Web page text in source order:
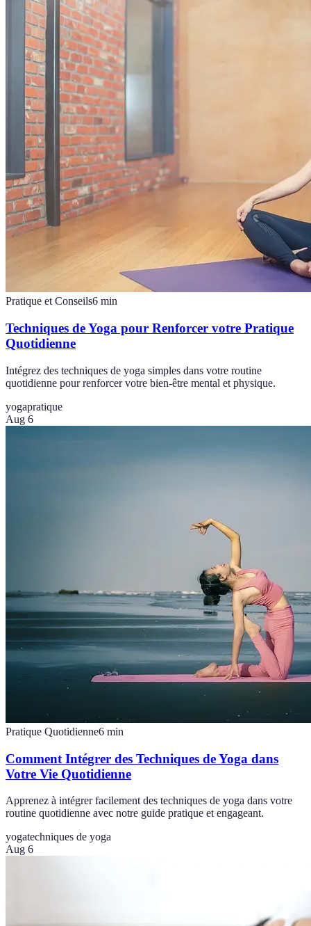
Pratique et Conseils6 min
Techniques de Yoga pour Renforcer votre Pratique
Quotidienne
Intégrez des techniques de yoga simples dans votre routine
quotidienne pour renforcer votre bien-être mental et physique.
yogapratique
Aug 6
Pratique Quotidienne6 min
Comment Intégrer des Techniques de Yoga dans
Votre Vie Quotidienne
Apprenez à intégrer facilement des techniques de yoga dans votre
routine quotidienne avec notre guide pratique et engageant.
yogatechniques de yoga
Aug 6